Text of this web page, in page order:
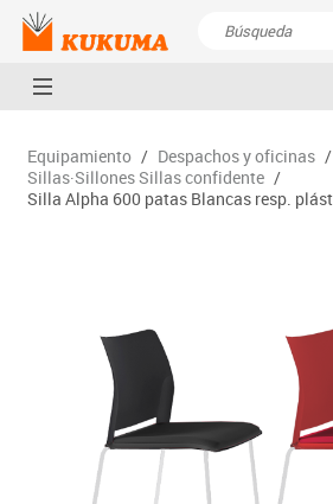
Equipamiento / Despachos y oficinas /
Sillas·Sillones Sillas confidente /
Silla Alpha 600 patas Blancas resp. plást.